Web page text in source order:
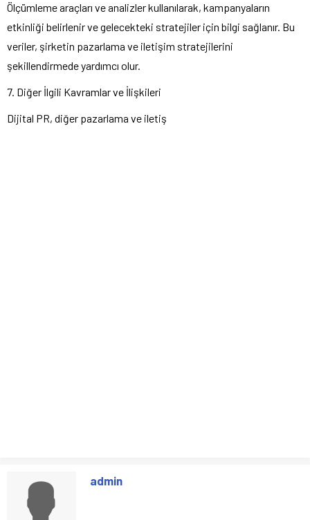
Ölçümleme araçları ve analizler kullanılarak, kampanyaların
etkinliği belirlenir ve gelecekteki stratejiler için bilgi sağlanır. Bu
veriler, şirketin pazarlama ve iletişim stratejilerini
şekillendirmede yardımcı olur.
7. Diğer İlgili Kavramlar ve İlişkileri
Dijital PR, diğer pazarlama ve iletiş
admin